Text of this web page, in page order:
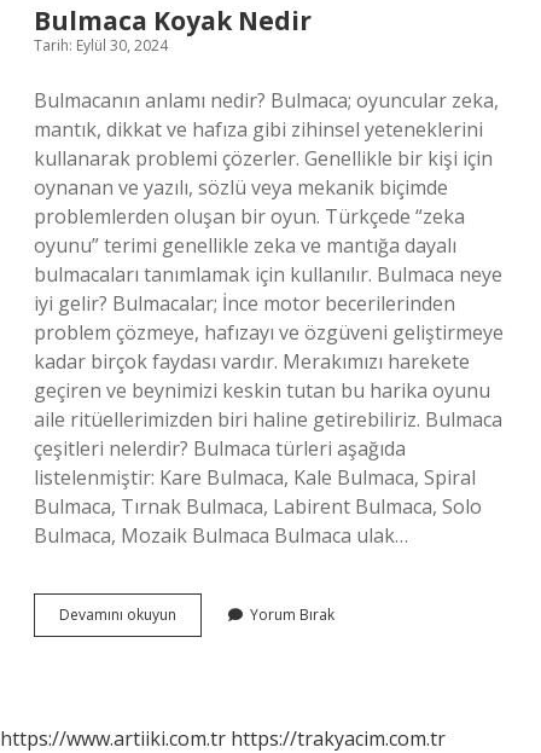
Bulmaca Koyak Nedir
Tarih: Eylül 30, 2024
Bulmacanın anlamı nedir? Bulmaca; oyuncular zeka,
mantık, dikkat ve hafıza gibi zihinsel yeteneklerini
kullanarak problemi çözerler. Genellikle bir kişi için
oynanan ve yazılı, sözlü veya mekanik biçimde
problemlerden oluşan bir oyun. Türkçede “zeka
oyunu” terimi genellikle zeka ve mantığa dayalı
bulmacaları tanımlamak için kullanılır. Bulmaca neye
iyi gelir? Bulmacalar; İnce motor becerilerinden
problem çözmeye, hafızayı ve özgüveni geliştirmeye
kadar birçok faydası vardır. Merakımızı harekete
geçiren ve beynimizi keskin tutan bu harika oyunu
aile ritüellerimizden biri haline getirebiliriz. Bulmaca
çeşitleri nelerdir? Bulmaca türleri aşağıda
listelenmiştir: Kare Bulmaca, Kale Bulmaca, Spiral
Bulmaca, Tırnak Bulmaca, Labirent Bulmaca, Solo
Bulmaca, Mozaik Bulmaca Bulmaca ulak…
Devamını okuyun Bulmaca
Koyak
Yorum Bırak
https://www.artiiki.com.tr https://trakyacim.com.tr